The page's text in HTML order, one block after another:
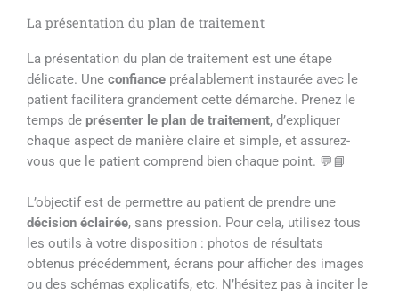
La présentation du plan de traitement
La présentation du plan de traitement est une étape
délicate. Une confiance préalablement instaurée avec le
patient facilitera grandement cette démarche. Prenez le
temps de présenter le plan de traitement, d’expliquer
chaque aspect de manière claire et simple, et assurez-
vous que le patient comprend bien chaque point. 💬📘
L’objectif est de permettre au patient de prendre une
décision éclairée, sans pression. Pour cela, utilisez tous
les outils à votre disposition : photos de résultats
obtenus précédemment, écrans pour afficher des images
ou des schémas explicatifs, etc. N’hésitez pas à inciter le